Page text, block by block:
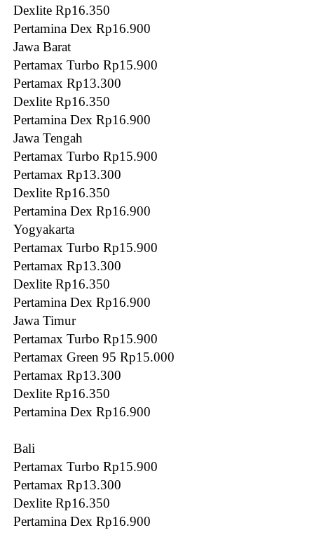
Dexlite Rp16.350
Pertamina Dex Rp16.900
Jawa Barat
Pertamax Turbo Rp15.900
Pertamax Rp13.300
Dexlite Rp16.350
Pertamina Dex Rp16.900
Jawa Tengah
Pertamax Turbo Rp15.900
Pertamax Rp13.300
Dexlite Rp16.350
Pertamina Dex Rp16.900
Yogyakarta
Pertamax Turbo Rp15.900
Pertamax Rp13.300
Dexlite Rp16.350
Pertamina Dex Rp16.900
Jawa Timur
Pertamax Turbo Rp15.900
Pertamax Green 95 Rp15.000
Pertamax Rp13.300
Dexlite Rp16.350
Pertamina Dex Rp16.900
Bali
Pertamax Turbo Rp15.900
Pertamax Rp13.300
Dexlite Rp16.350
Pertamina Dex Rp16.900